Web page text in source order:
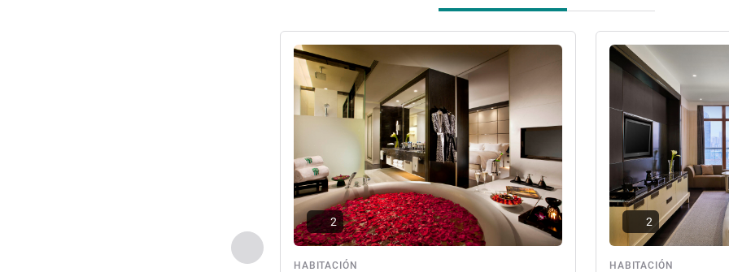
Anterior - Habitación
HABITACIÓN
Más información
2
HABITACIÓN
Más información
2